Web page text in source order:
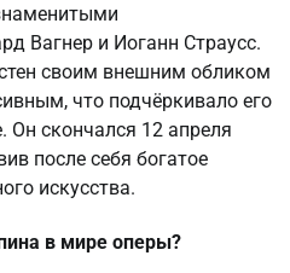
Вагнер и Иоганн Страусс.
своим внешним обликом
что подчёркивало его
Он скончался 12 апреля
после себя богатое
искусства.
в мире оперы?